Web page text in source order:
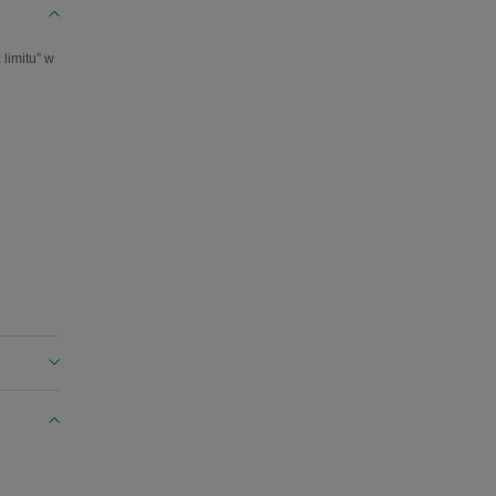
w